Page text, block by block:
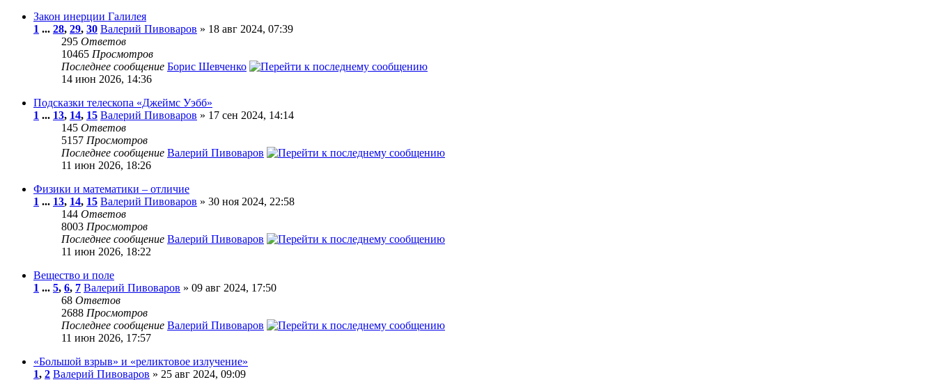
Закон инерции Галилея
1 ... 28, 29, 30 Валерий Пивоваров » 18 авг 2024, 07:39
295 Ответов
10465 Просмотров
Последнее сообщение Борис Шевченко
14 июн 2026, 14:36
Подсказки телескопа «Джеймс Уэбб»
1 ... 13, 14, 15 Валерий Пивоваров » 17 сен 2024, 14:14
145 Ответов
5157 Просмотров
Последнее сообщение Валерий Пивоваров
11 июн 2026, 18:26
Физики и математики – отличие
1 ... 13, 14, 15 Валерий Пивоваров » 30 ноя 2024, 22:58
144 Ответов
8003 Просмотров
Последнее сообщение Валерий Пивоваров
11 июн 2026, 18:22
Вещество и поле
1 ... 5, 6, 7 Валерий Пивоваров » 09 авг 2024, 17:50
68 Ответов
2688 Просмотров
Последнее сообщение Валерий Пивоваров
11 июн 2026, 17:57
«Большой взрыв» и «реликтовое излучение»
1, 2 Валерий Пивоваров » 25 авг 2024, 09:09